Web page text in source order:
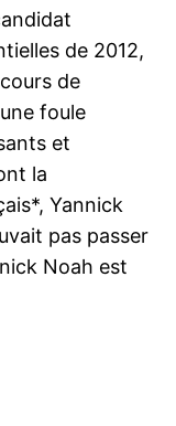
de 2012,
de
foule
et
la
Yannick
pas passer
Noah est